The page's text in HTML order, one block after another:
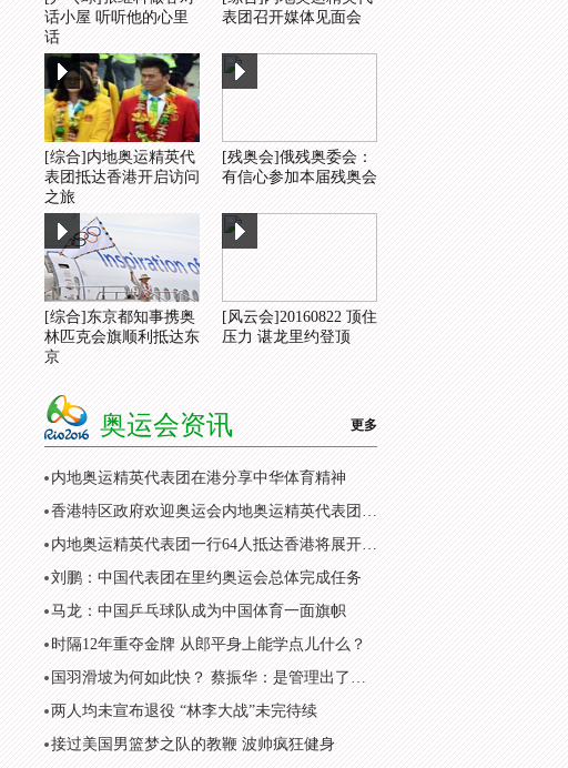
话小屋 听听他的心里
话
表团召开媒体见面会
[综合]内地奥运精英代
表团抵达香港开启访问
之旅
[残奥会]俄残奥委会：
有信心参加本届残奥会
[综合]东京都知事携奥
林匹克会旗顺利抵达东
京
[风云会]20160822 顶住
压力 谌龙里约登顶
奥运会资讯 更多
内地奥运精英代表团在港分享中华体育精神
香港特区政府欢迎奥运会内地奥运精英代表团访港
内地奥运精英代表团一行64人抵达香港将展开访问
刘鹏：中国代表团在里约奥运会总体完成任务
马龙：中国乒乓球队成为中国体育一面旗帜
时隔12年重夺金牌 从郎平身上能学点儿什么？
国羽滑坡为何如此快？ 蔡振华：是管理出了问题
两人均未宣布退役 “林李大战”未完待续
接过美国男篮梦之队的教鞭 波帅疯狂健身